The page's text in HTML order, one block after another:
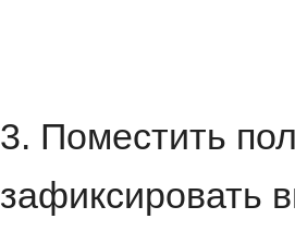
3. Поместить
зафиксировать